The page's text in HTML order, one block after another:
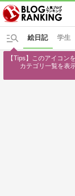
学生
絵日記
【Tips】このアイコン
カテゴリ一覧を表